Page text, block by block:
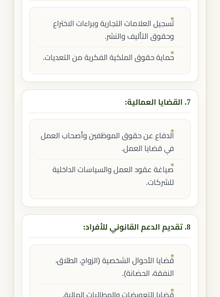
تسجيل العلامات التجارية وبراءات الاختراع
وحقوق التأليف والنشر.
حماية حقوق الملكية الفكرية من التعديات.
7. القضايا العمالية:
الدفاع عن حقوق الموظفين وأصحاب العمل
في قضايا العمل.
صياغة عقود العمل والسياسات الداخلية
للشركات.
8. تقديم الدعم القانوني للأفراد:
قضايا الأحوال الشخصية (الزواج، الطلاق،
النفقة، الحضانة).
قضايا التعويضات والمطالبات المالية.